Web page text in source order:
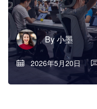
By小墨
2026年5月20日